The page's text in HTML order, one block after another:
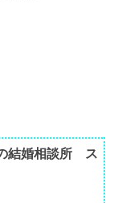
結婚相談所 ス